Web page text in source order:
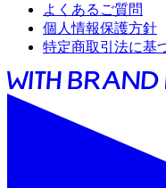
よくあるご質問
個人情報保護方針
特定商取引法に基